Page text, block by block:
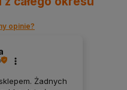
opinie?
Żadnych